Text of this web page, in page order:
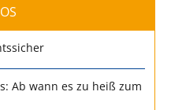
Ab wann es zu heiß zum